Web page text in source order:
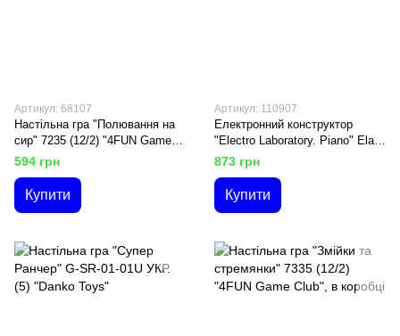
Артикул: 68107
Настільна гра "Полювання на
сир" 7235 (12/2) "4FUN Game
Club"
594 грн
Купити
Артикул: 110907
Електронний конструктор
"Electro Laboratory. Piano" Elab-
01-02 (5) "Danko Toys"
873 грн
Купити